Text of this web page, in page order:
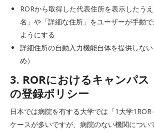
RORから取得した代表住所を表示したう
名」や「詳細な住所」をユーザーが手動
ようにする
詳細住所の自動入力機能自体を提供しな
め）
3. RORにおけるキャンパス
の登録ポリシー
日本では病院を有する大学では「1大学
ケースが多いですが、病院のない機関につい